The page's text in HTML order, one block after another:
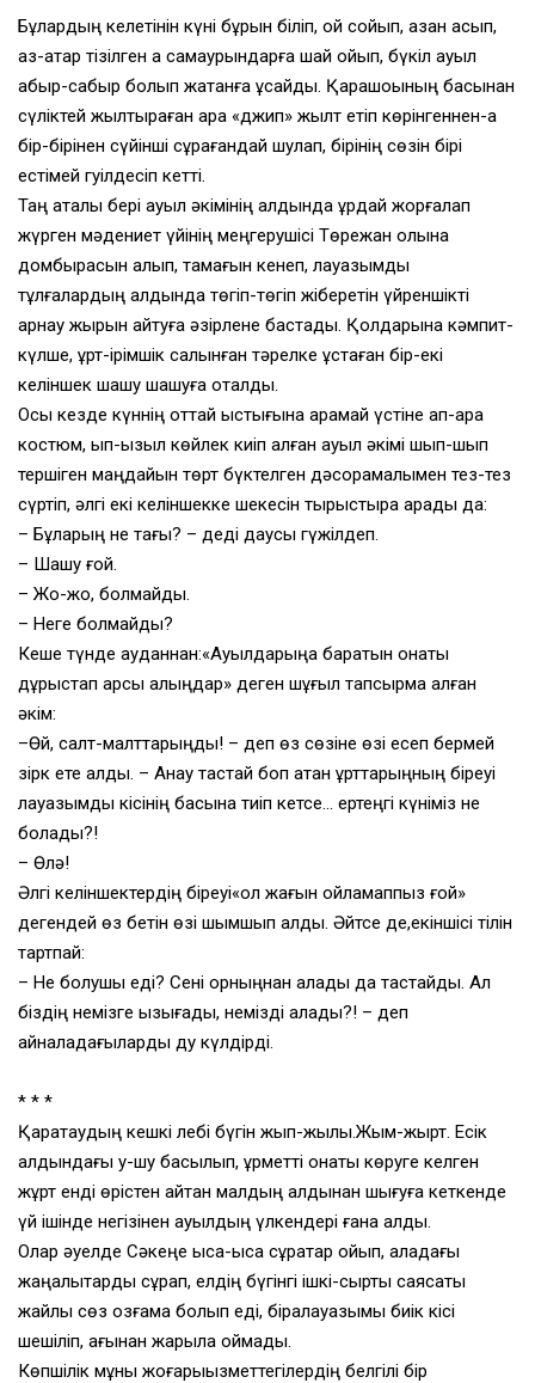
Бұлардың келетінін күні бұрын біліп, қой сойып, қазан асып,
қаз-қатар тізілген ақ самаурындарға шай қойып, бүкіл ауыл
абыр-сабыр болып жатқанға ұқсайды. Қарашоқының басынан
сүліктей жылтыраған қара «джип» жылт етіп көрінгеннен-ақ
бір-бірінен сүйінші сұрағандай шулап, бірінің сөзін бірі
естімей гуілдесіп кетті.
Таң атқалы бері ауыл әкімінің алдында құрдай жорғалап
жүрген мәдениет үйінің меңгерушісі Төрежан қолына
домбырасын алып, тамағын кенеп, лауазымды
тұлғалардың алдында төгіп-төгіп жіберетін үйреншікті
арнау жырын айтуға әзірлене бастады. Қолдарына кәмпит-
күлше, құрт-ірімшік салынған тәрелке ұстаған бір-екі
келіншек шашу шашуға оқталды.
Осы кезде күннің оттай ыстығына қарамай үстіне қап-қара
костюм, қып-қызыл көйлек киіп алған ауыл әкімі шып-шып
тершіген маңдайын төрт бүктелген дәсорамалымен тез-тез
сүртіп, әлгі екі келіншекке шекесін тырыстыра қарады да:
– Бұларың не тағы? – деді даусы гүжілдеп.
– Шашу ғой.
– Жо-жоқ, болмайды.
– Неге болмайды?
Кеше түнде ауданнан:«Ауылдарыңа баратын қонақты
дұрыстап қарсы алыңдар» деген шұғыл тапсырма алған
әкім:
–Өй, салт-малттарыңды! – деп өз сөзіне өзі есеп бермей
зірк ете қалды. – Анау тастай боп қатқан құрттарыңның біреуі
лауазымды кісінің басына тиіп кетсе… ертеңгі күніміз не
болады?!
– Өлә!
Әлгі келіншектердің біреуі«ол жағын ойламаппыз ғой»
дегендей өз бетін өзі шымшып алды. Әйтсе де,екіншісі тілін
тартпай:
– Не болушы еді? Сені орныңнан алады да тастайды. Ал
біздің немізге қызығады, немізді алады?! – деп
айналадағыларды ду күлдірді.
* * *
Қаратаудың кешкі лебі бүгін жып-жылы.Жым-жырт. Есік
алдындағы у-шу басылып, құрметті қонақты көруге келген
жұрт енді өрістен қайтқан малдың алдынан шығуға кеткенде
үй ішінде негізінен ауылдың үлкендері ғана қалды.
Олар әуелде Сәкеңе қысқа-қысқа сұрақтар қойып, қаладағы
жаңалық­тарды сұрап, елдің бүгінгі ішкі-сыртқы саясаты
жайлы сөз қозғамақ болып еді, бірақлауазымы биік кісі
шешіліп, ағынан жарыла қоймады.
Көпшілік мұны жоғарықызметтегілердің белгілі бір